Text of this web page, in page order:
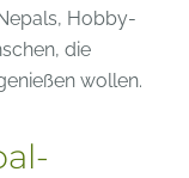
Hobby-
die
wollen.